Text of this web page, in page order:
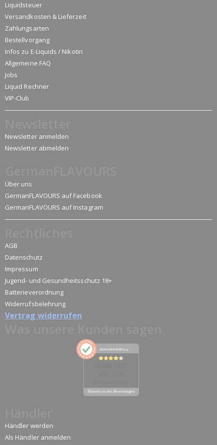
Liquidsteuer
Versandkosten & Lieferzeit
Zahlungsarten
Bestellvorgang
Infos zu E-Liquids / Nikotin
Allgemeine FAQ
Jobs
Liquid Rechner
VIP-Club
Newsletter anmelden
Newsletter abmelden
Über uns
GermanFLAVOURS auf Facebook
GermanFLAVOURS auf Instagram
AGB
Datenschutz
Impressum
Jugend- und Gesundheitsschutz 18+
Batterieverordnung
Widerrufsbelehrung
Vertrag widerrufen
AUSGEZEICHNET.org
Hinweis zu den Bewertungen
Händler werden
Als Händler anmelden